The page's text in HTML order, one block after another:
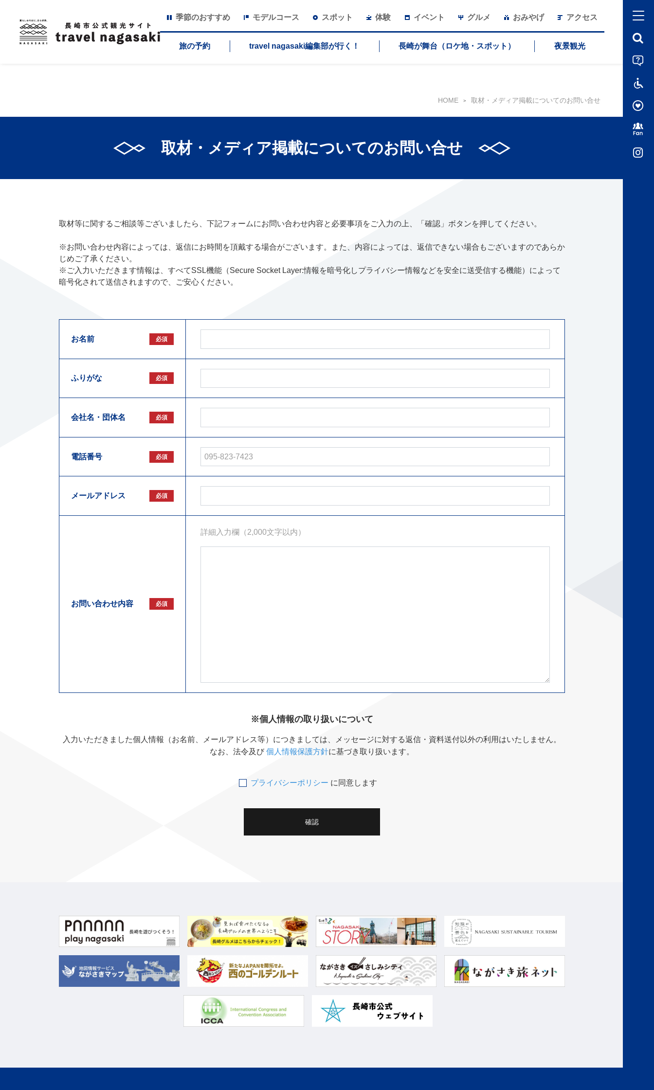
季節のおすすめ モデルコース スポット 体験 イベント グルメ おみやげ アクセス
旅の予約 travel nagasaki編集部が行く！ 長崎が舞台（ロケ地・スポット） 夜景観光
HOME 取材・メディア掲載についてのお問い合せ
取材・メディア掲載についてのお問い合せ
取材等に関するご相談等ございましたら、下記フォームにお問い合わせ内容と必要事項をご入力の上、「確認」ボタンを押してください。
※お問い合わせ内容によっては、返信にお時間を頂戴する場合がございます。また、内容によっては、返信できない場合もございますのであらか
じめご了承ください。
※ご入力いただきます情報は、すべてSSL機能（Secure Socket Layer:情報を暗号化しプライバシー情報などを安全に送受信する機能）によって
暗号化されて送信されますので、ご安心ください。
お名前 必須
ふりがな 必須
会社名・団体名 必須
電話番号 必須
メールアドレス 必須
お問い合わせ内容 必須
詳細入力欄（2,000文字以内）
※個人情報の取り扱いについて
入力いただきました個人情報（お名前、メールアドレス等）につきましては、メッセージに対する返信・資料送付以外の利用はいたしません。
なお、法令及び 個人情報保護方針に基づき取り扱います。
プライバシーポリシー に同意します
確認